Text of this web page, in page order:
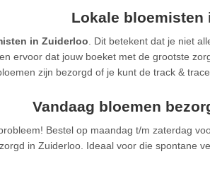
Lokale bloemisten
in Zuiderloo . Dit betekent dat je niet
ervoor dat jouw boeket met de grootste
zijn bezorgd of je kunt de track &
Vandaag bloemen
Bestel op maandag t/m zaterdag
in Zuiderloo. Ideaal voor die spontane